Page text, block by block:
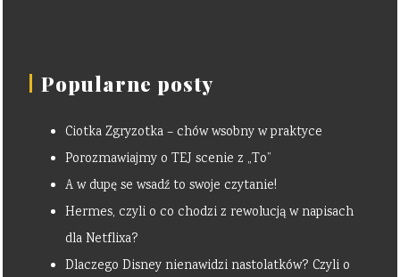
Popularne posty
Ciotka Zgryzotka – chów wsobny w praktyce
Porozmawiajmy o TEJ scenie z „To”
A w dupę se wsadź to swoje czytanie!
Hermes, czyli o co chodzi z rewolucją w napisach
dla Netflixa?
Dlaczego Disney nienawidzi nastolatków? Czyli o